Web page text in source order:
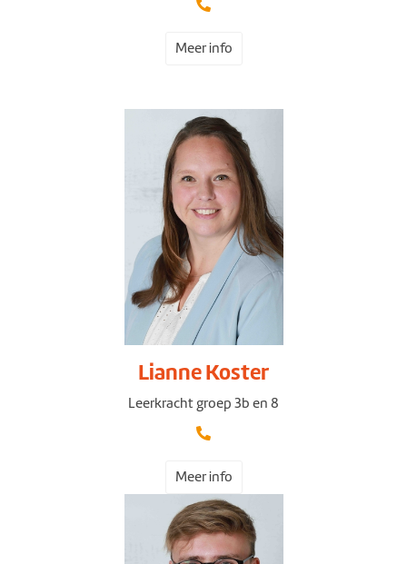
Meer info
Lianne Koster
Leerkracht groep 3b en 8
Meer info